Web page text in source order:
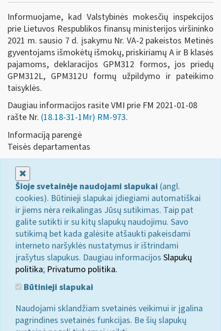
Informuojame, kad Valstybinės mokesčių inspekcijos
prie Lietuvos Respublikos finansų ministerijos viršininko
2021 m. sausio 7 d. įsakymu Nr. VA-2 pakeistos Metinės
gyventojams išmokėtų išmokų, priskiriamų A ir B klasės
pajamoms, deklaracijos GPM312 formos, jos priedų
GPM312L, GPM312U formų užpildymo ir pateikimo
taisyklės.
Daugiau informacijos rasite VMI prie FM 2021-01-08
rašte Nr. (18.18-31-1Mr) RM-973.
Informaciją parengė
Teisės departamentas
Šioje svetainėje naudojami slapukai (angl.
cookies). Būtinieji slapukai įdiegiami automatiškai
ir jiems nėra reikalingas Jūsų sutikimas. Taip pat
galite sutikti ir su kitų slapukų naudojimu. Savo
sutikimą bet kada galėsite atšaukti pakeisdami
interneto naršyklės nustatymus ir ištrindami
įrašytus slapukus. Daugiau informacijos Slapukų
politika; Privatumo politika.
Būtinieji slapukai
Naudojami sklandžiam svetainės veikimui ir įgalina
pagrindines svetainės funkcijas. Be šių slapukų